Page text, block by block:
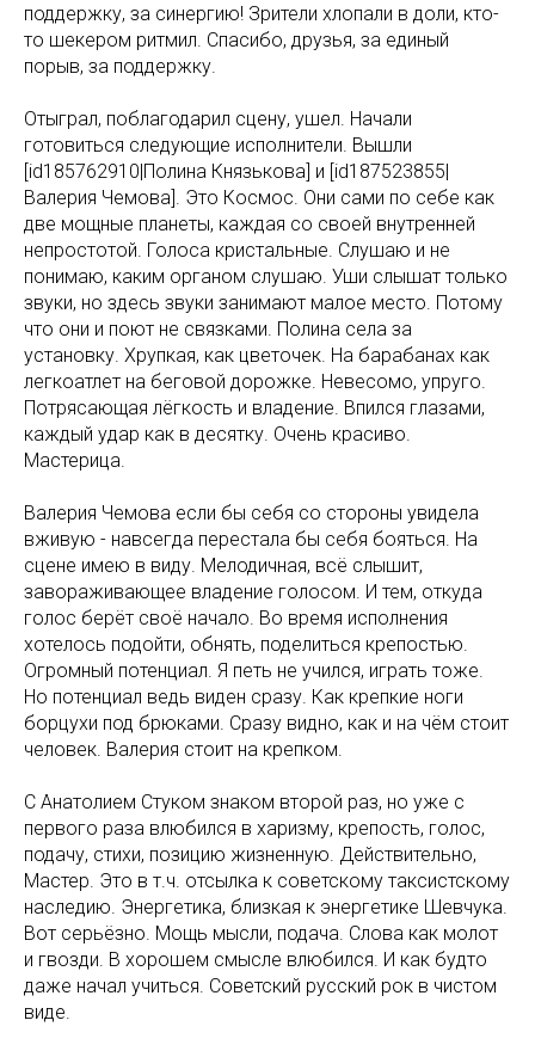
поддержку, за синергию! Зрители хлопали в доли, кто-
то шекером ритмил. Спасибо, друзья, за единый
порыв, за поддержку.
Отыграл, поблагодарил сцену, ушел. Начали
готовиться следующие исполнители. Вышли
[id185762910|Полина Князькова] и [id187523855|
Валерия Чемова]. Это Космос. Они сами по себе как
две мощные планеты, каждая со своей внутренней
непростотой. Голоса кристальные. Слушаю и не
понимаю, каким органом слушаю. Уши слышат только
звуки, но здесь звуки занимают малое место. Потому
что они и поют не связками. Полина села за
установку. Хрупкая, как цветочек. На барабанах как
легкоатлет на беговой дорожке. Невесомо, упруго.
Потрясающая лёгкость и владение. Впился глазами,
каждый удар как в десятку. Очень красиво.
Мастерица.
Валерия Чемова если бы себя со стороны увидела
вживую - навсегда перестала бы себя бояться. На
сцене имею в виду. Мелодичная, всё слышит,
завораживающее владение голосом. И тем, откуда
голос берёт своё начало. Во время исполнения
хотелось подойти, обнять, поделиться крепостью.
Огромный потенциал. Я петь не учился, играть тоже.
Но потенциал ведь виден сразу. Как крепкие ноги
борцухи под брюками. Сразу видно, как и на чём стоит
человек. Валерия стоит на крепком.
С Анатолием Стуком знаком второй раз, но уже с
первого раза влюбился в харизму, крепость, голос,
подачу, стихи, позицию жизненную. Действительно,
Мастер. Это в т.ч. отсылка к советскому таксистскому
наследию. Энергетика, близкая к энергетике Шевчука.
Вот серьёзно. Мощь мысли, подача. Слова как молот
и гвозди. В хорошем смысле влюбился. И как будто
даже начал учиться. Советский русский рок в чистом
виде.